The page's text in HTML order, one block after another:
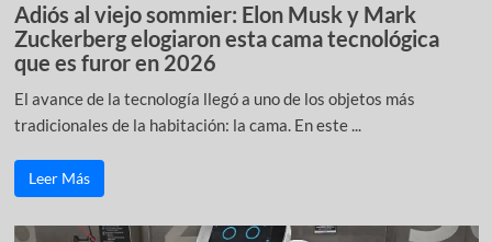
Adiós al viejo sommier: Elon Musk y Mark
Zuckerberg elogiaron esta cama tecnológica
que es furor en 2026
El avance de la tecnología llegó a uno de los objetos más
tradicionales de la habitación: la cama. En este ...
Leer Más